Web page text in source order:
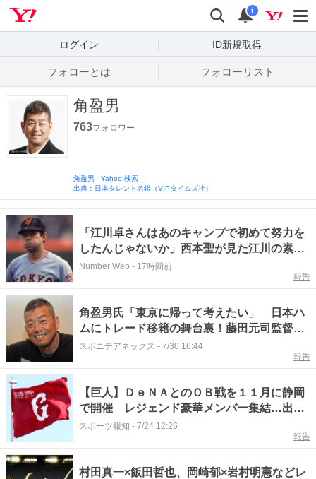
検索
通知
i
ログイン ID新規取得
フォローとは フォローリスト
角盈男
763フォロワー
角盈男 - Yahoo!検索
出典：日本タレント名鑑（VIPタイムズ社）
「江川卓さんはあのキャンプで初めて努力を
したんじゃないか」西本聖が見た江川の素顔
と"ある言葉"の真意「ニシ、19勝じゃダメ
Number Web - 17時間前
報告
角盈男氏「東京に帰って考えたい」 日本ハ
ムにトレード移籍の舞台裏！藤田元司監督の
粋な対応も明かす
スポニチアネックス - 7/30 16:44
報告
【巨人】ＤｅＮＡとのＯＢ戦を１１月に静岡
で開催 レジェンド豪華メンバー集結…出場
予定選手一覧
スポーツ報知 - 7/24 12:26
報告
村田真一×飯田哲也、岡崎郁×岩村明憲などレ